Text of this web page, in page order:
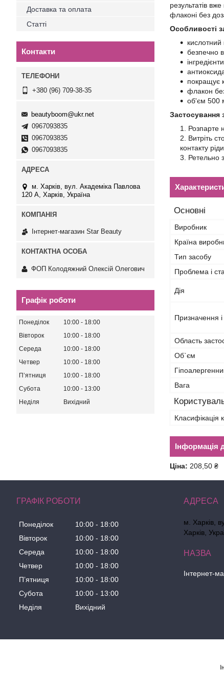
результатів
флаконі без
Особливості
кислотний
безпечно
покращує
флакон
об'єм 500
Застосування
Розпарте
Витріть
контакту
Ретельно
Основні
Виробник
Країна
Тип засобу
Проблема і
Дія
Призначення і
Область
Об`єм
Вага
Класифікація
Інформація
Ціна: 208,50 ₴
Доставка та оплата
Статті
Контакти
+380 (96) 709-38-35
beautyboom@ukr.net
0967093835
0967093835
0967093835
м. Харків, вул. Академіка Павлова
120 А, Харків, Україна
Інтернет-магазин Star Beauty
ФОП Колодяжний Олексій Олегович
Графік роботи
Понеділок 10:00
18:00
Вівторок
10:00
18:00
Середа
10:00
18:00
Четвер
10:00
18:00
Пʼятниця
10:00
18:00
Субота
10:00
13:00
Неділя
Вихідний
ГРАФІК РОБОТИ
Понеділок 10:00
18:00
Вівторок
10:00
18:00
Середа
10:00
18:00
Четвер
10:00
18:00
Пʼятниця
10:00
18:00
Субота
10:00
13:00
Неділя
Вихідний
м. Харків,
Харків,
Інтернет-